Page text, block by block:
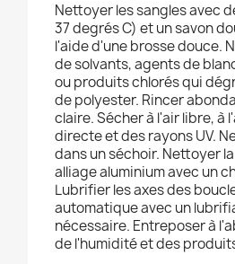
Nettoyer les sangles avec
37 degrés C) et un savon
l'aide d'une brosse douce.
de solvants, agents de
ou produits chlorés qui
de polyester. Rincer
claire. Sécher à l'air libre, à
directe et des rayons UV.
dans un séchoir. Nettoyer
alliage aluminium avec un
Lubrifier les axes des
automatique avec un
nécessaire. Entreposer à
de l'humidité et des